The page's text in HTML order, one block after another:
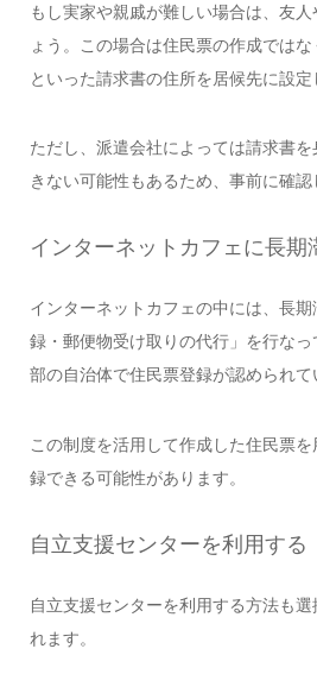
もし実家や親戚が難しい場合は、友
ょう。この場合は住民票の作成では
といった請求書の住所を居候先に設定
ただし、派遣会社によっては請求書
きない可能性もあるため、事前に確認
インターネットカフェに長期
インターネットカフェの中には、長
録・郵便物受け取りの代行」を行な
部の自治体で住民票登録が認められて
この制度を活用して作成した住民票
録できる可能性があります。
自立支援センターを利用する
自立支援センターを利用する方法も
れます。